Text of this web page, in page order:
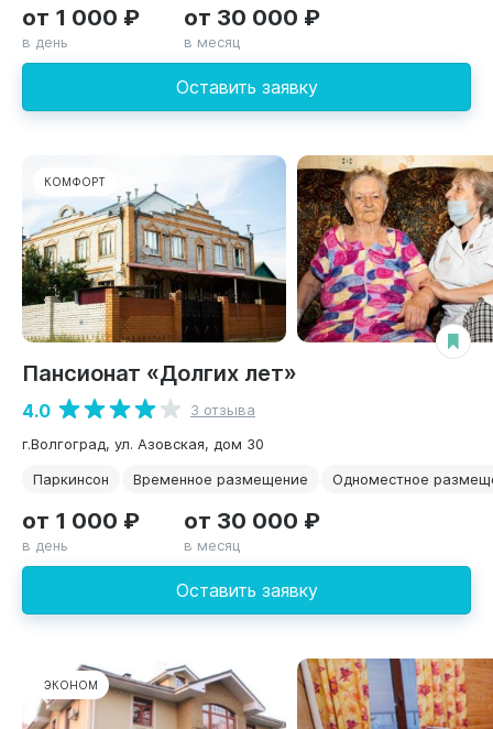
Оставить заявку
от 1 000 ₽
в день
от 30 000 ₽
в месяц
КОМФОРТ
Пансионат «Долгих лет»
4.0
3 отзыва
г.Волгоград, ул. Азовская, дом 30
Паркинсон
Временное размещение Одноместное
Оставить заявку
от 1 000 ₽
в день
от 30 000 ₽
в месяц
ЭКОНОМ